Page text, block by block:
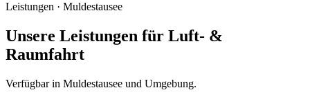
Leistungen · Muldestausee
Unsere Leistungen für Luft- &
Raumfahrt
Verfügbar in Muldestausee und Umgebung.